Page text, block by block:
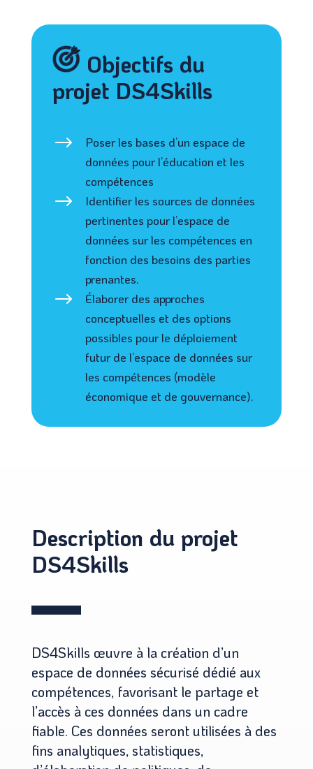
Objectifs du
projet DS4Skills
$
Poser les bases d’un espace de
données pour l’éducation et les
compétences
$
Identifier les sources de données
pertinentes pour l’espace de
données sur les compétences en
fonction des besoins des parties
prenantes.
$
Élaborer des approches
conceptuelles et des options
possibles pour le déploiement
futur de l’espace de données sur
les compétences (modèle
économique et de gouvernance).
Description du projet
DS4Skills
DS4Skills œuvre à la création d’un
espace de données sécurisé dédié aux
compétences, favorisant le partage et
l’accès à ces données dans un cadre
fiable. Ces données seront utilisées à des
fins analytiques, statistiques,